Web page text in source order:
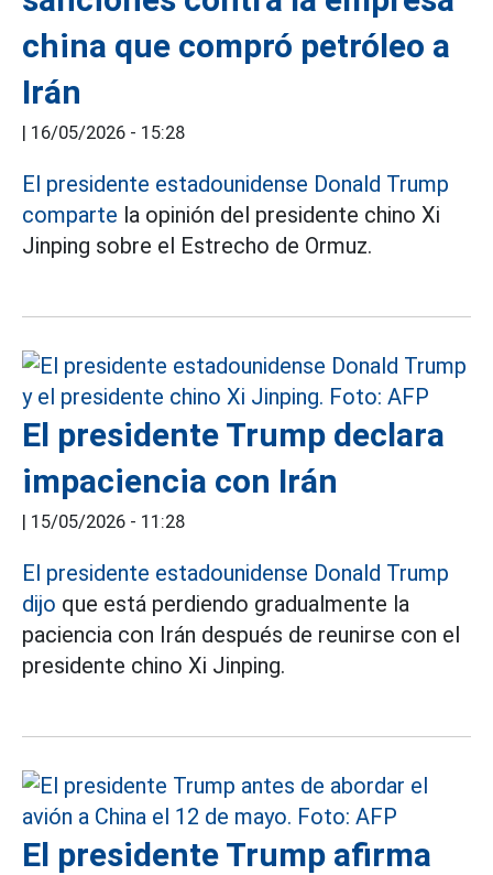
china que compró petróleo a
Irán
| 16/05/2026 - 15:28
El presidente estadounidense Donald Trump
comparte la opinión del presidente chino Xi
Jinping sobre el Estrecho de Ormuz.
El presidente Trump declara
impaciencia con Irán
| 15/05/2026 - 11:28
El presidente estadounidense Donald Trump
dijo que está perdiendo gradualmente la
paciencia con Irán después de reunirse con el
presidente chino Xi Jinping.
El presidente Trump afirma